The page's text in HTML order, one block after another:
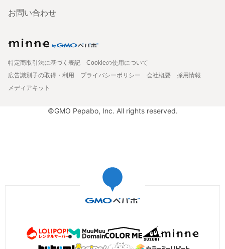
お問い合わせ
特定商取引法に基づく表記
Cookieの使用について
広告識別子の取得・利用
プライバシーポリシー 会社概要
採用情報
メディアキット
©GMO Pepabo, Inc. All rights reserved.